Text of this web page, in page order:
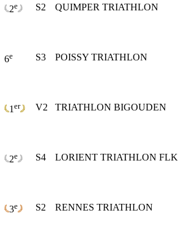
2e S2 QUIMPER TRIATHLON
6e S3 POISSY TRIATHLON
1 er V2 TRIATHLON BIGOUDEN
2e S4 LORIENT TRIATHLON FLK
3e S2 RENNES TRIATHLON